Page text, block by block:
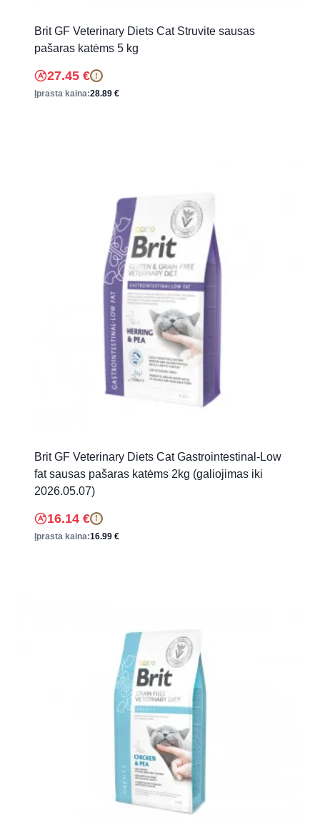
Brit GF Veterinary Diets Cat Struvite sausas
pašaras katėms 5 kg
27.45 € !
Įprasta kaina:28.89 €
Brit GF Veterinary Diets Cat Gastrointestinal-Low
fat sausas pašaras katėms 2kg (galiojimas iki
2026.05.07)
16.14 € !
Įprasta kaina:16.99 €